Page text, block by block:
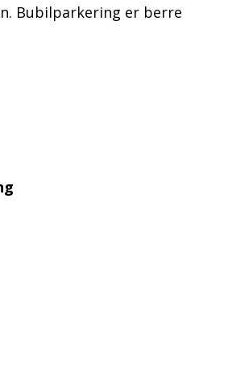
Bubilparkering er berre